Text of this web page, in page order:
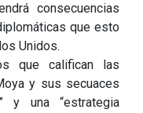
consecuencias
que esto
Unidos.
que califican las
y sus secuaces
y una “estrategia